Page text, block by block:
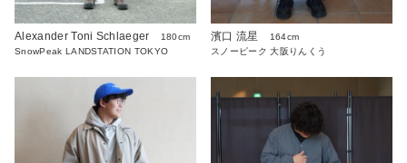
Alexander Toni Schlaeger
180cm
SnowPeak LANDSTATION TOKYO
濱口 流星
164cm
スノーピーク 大阪りんくう